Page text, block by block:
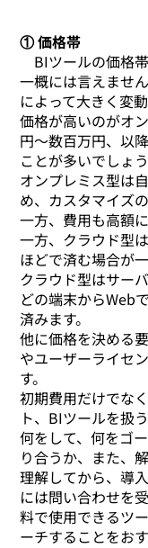
① 価格帯
BIツールの価格
一概には言えませ
によって大きく変動
価格が高いのがオ
円〜数百万円、以
ことが多いでしょう
オンプレミス型は
め、カスタマイズ
一方、費用も高額
一方、クラウド型
ほどで済む場合が一
クラウド型はサー
どの端末からWeb
済みます。
他に価格を決める
やユーザーライセ
す。
初期費用だけでな
ト、BIツールを扱
何をして、何をゴ
り合うか、また、
理解してから、導
には問い合わせを
料で使用できるツ
ーチすることをお